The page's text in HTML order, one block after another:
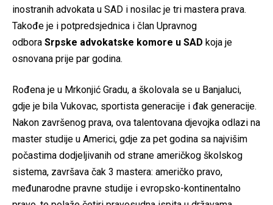
inostranih advokata u SAD i nosilac je tri mastera prava.
Takođe je i potpredsjednica i član Upravnog
odbora Srpske advokatske komore u SAD koja je
osnovana prije par godina.
Rođena je u Mrkonjić Gradu, a školovala se u Banjaluci,
gdje je bila Vukovac, sportista generacije i đak generacije.
Nakon završenog prava, ova talentovana djevojka odlazi na
master studije u Americi, gdje za pet godina sa najvišim
počastima dodjeljivanih od strane američkog školskog
sistema, završava čak 3 mastera: američko pravo,
međunarodne pravne studije i evropsko-kontinentalno